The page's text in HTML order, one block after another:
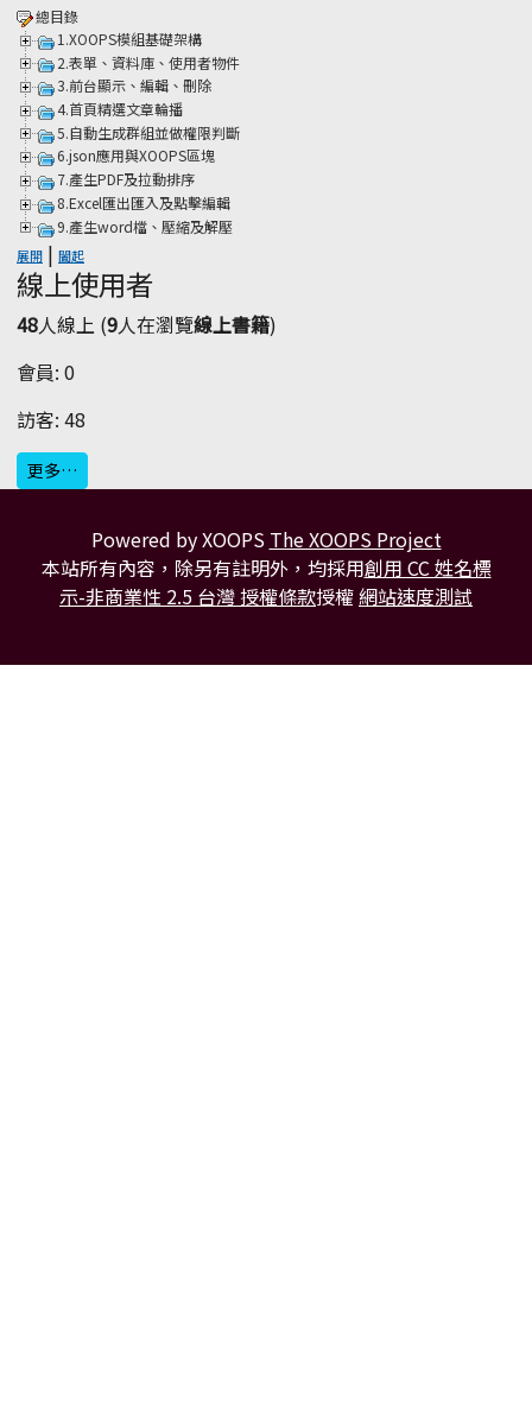
總目錄
1.XOOPS模組基礎架構
2.表單、資料庫、使用者物件
3.前台顯示、編輯、刪除
4.首頁精選文章輪播
5.自動生成群組並做權限判斷
6.json應用與XOOPS區塊
7.產生PDF及拉動排序
8.Excel匯出匯入及點擊編輯
9.產生word檔、壓縮及解壓
展開 | 闔起
線上使用者
48人線上 (9人在瀏覽線上書籍)
會員: 0
訪客: 48
更多…
Powered by XOOPS The XOOPS Project
本站所有內容，除另有註明外，均採用創用 CC 姓名標
示-非商業性 2.5 台灣 授權條款授權網站速度測試